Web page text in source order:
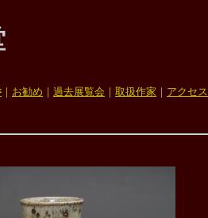
｜ お勧め ｜ 過去展覧会 ｜ 取扱作家 ｜ アクセス